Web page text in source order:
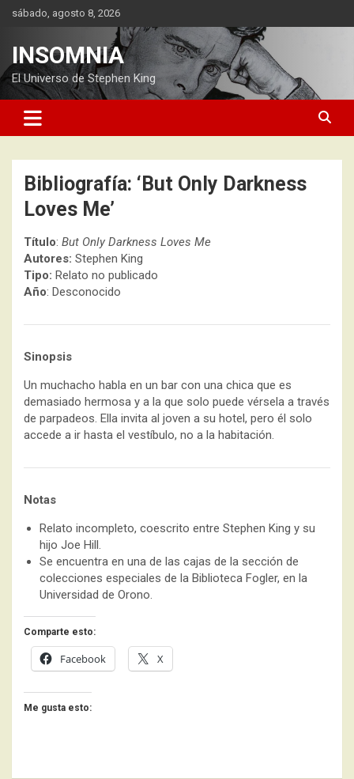
Saltarsábado, agosto 8, 2026
INSOMNIA
El Universo de Stephen King
Bibliografía: ‘But Only Darkness
Loves Me’
Título: But Only Darkness Loves Me
Autores: Stephen King
Tipo: Relato no publicado
Año: Desconocido
Sinopsis
Un muchacho habla en un bar con una chica que es
demasiado hermosa y a la que solo puede vérsela a través
de parpadeos. Ella invita al joven a su hotel, pero él solo
accede a ir hasta el vestíbulo, no a la habitación.
Notas
Relato incompleto, coescrito entre Stephen King y su
hijo Joe Hill.
Se encuentra en una de las cajas de la sección de
colecciones especiales de la Biblioteca Fogler, en la
Universidad de Orono.
Comparte esto:
Facebook X
Me gusta esto: